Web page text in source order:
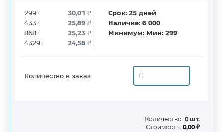
299+
433+
868+
4329+
30,01₽
25,89₽
25,23₽
24,58₽
Срок:25дней
Наличие:6 000
Минимум: Мин: 299
Количество в заказ
Количество: 0 шт.
Стоимость: 0,00 ₽